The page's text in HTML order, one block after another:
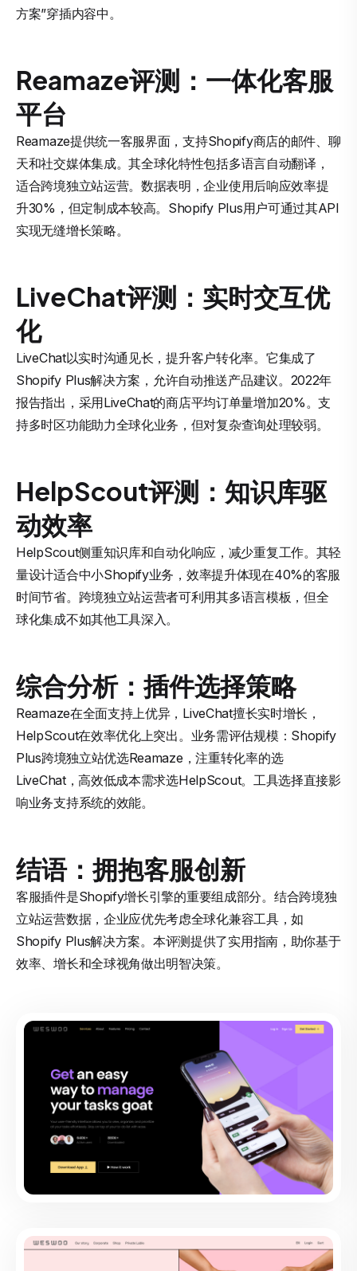
方案”穿插内容中。
Reamaze评测：一体化客服
平台
Reamaze提供统一客服界面，支持Shopify商店的邮件、聊
天和社交媒体集成。其全球化特性包括多语言自动翻译，
适合跨境独立站运营。数据表明，企业使用后响应效率提
升30%，但定制成本较高。Shopify Plus用户可通过其API
实现无缝增长策略。
LiveChat评测：实时交互优
化
LiveChat以实时沟通见长，提升客户转化率。它集成了
Shopify Plus解决方案，允许自动推送产品建议。2022年
报告指出，采用LiveChat的商店平均订单量增加20%。支
持多时区功能助力全球化业务，但对复杂查询处理较弱。
HelpScout评测：知识库驱
动效率
HelpScout侧重知识库和自动化响应，减少重复工作。其轻
量设计适合中小Shopify业务，效率提升体现在40%的客服
时间节省。跨境独立站运营者可利用其多语言模板，但全
球化集成不如其他工具深入。
综合分析：插件选择策略
Reamaze在全面支持上优异，LiveChat擅长实时增长，
HelpScout在效率优化上突出。业务需评估规模：Shopify
Plus跨境独立站优选Reamaze，注重转化率的选
LiveChat，高效低成本需求选HelpScout。工具选择直接影
响业务支持系统的效能。
结语：拥抱客服创新
客服插件是Shopify增长引擎的重要组成部分。结合跨境独
立站运营数据，企业应优先考虑全球化兼容工具，如
Shopify Plus解决方案。本评测提供了实用指南，助你基于
效率、增长和全球视角做出明智决策。